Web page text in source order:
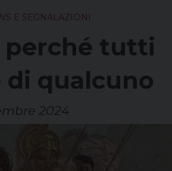
E SEGNALAZIONI
perché tutti
di qualcuno
2024